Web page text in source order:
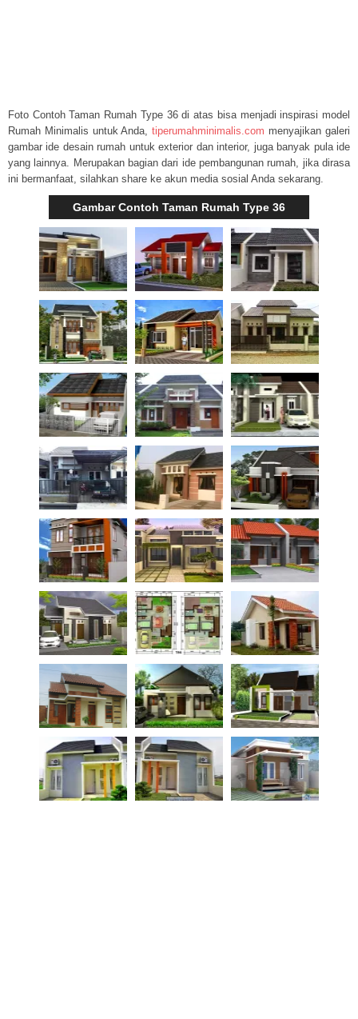
Foto Contoh Taman Rumah Type 36 di atas bisa menjadi inspirasi model
Rumah Minimalis untuk Anda,tiperumahminimalis.com menyajikan galeri
gambar ide desain rumah untuk exterior dan interior, juga banyak pula ide
yang lainnya. Merupakan bagian dari ide pembangunan rumah, jika dirasa
ini bermanfaat, silahkan share ke akun media sosial Anda sekarang.
Gambar Contoh Taman Rumah Type 36